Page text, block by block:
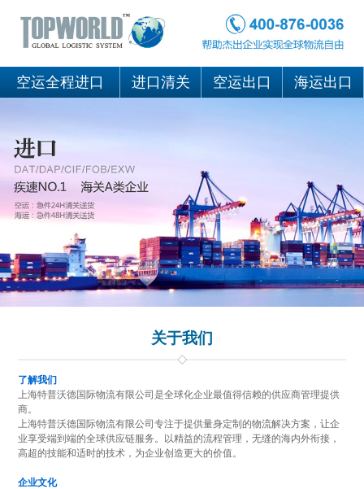
空运全程进口 进口清关 空运出口 海运出口
关于我们
了解我们
上海特普沃德国际物流有限公司是全球化企业最值得信赖的供应商管理提供
商。
上海特普沃德国际物流有限公司专注于提供量身定制的物流解决方案，让企
业享受端到端的全球供应链服务。以精益的流程管理，无缝的海内外衔接，
高超的技能和适时的技术，为企业创造更大的价值。
企业文化